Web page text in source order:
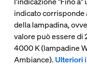
indicato corrisponde
della lampadina,
valore può essere di
4000 K (lampadine
Ambiance).Ulteriori